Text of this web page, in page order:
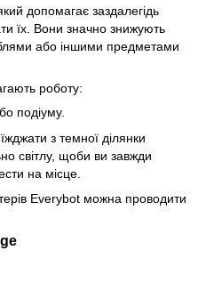
допомагає заздалегідь
їх. Вони значно знижують
або іншими предметами
роботу:
подіуму.
з темної ділянки
світлу, щоби ви завжди
на місце.